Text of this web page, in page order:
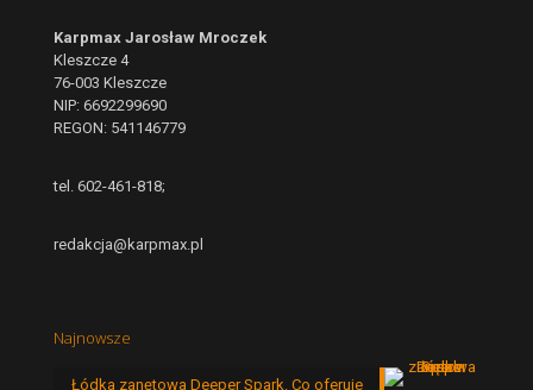
Karpmax Jarosław Mroczek
Kleszcze 4
76-003 Kleszcze
NIP: 6692299690
REGON: 541146779
tel. 602-461-818;
redakcja@karpmax.pl
Najnowsze
Łódka zanętowa Deeper Spark. Co oferuje